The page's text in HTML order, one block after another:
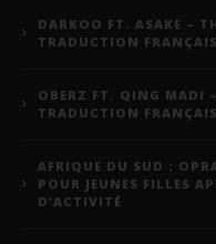
DARKOO FT. ASAKE –
TRADUCTION
OBERZ FT. QING MADI
TRADUCTION
AFRIQUE DU SUD :
POUR JEUNES FILLES
D’ACTIVITÉ